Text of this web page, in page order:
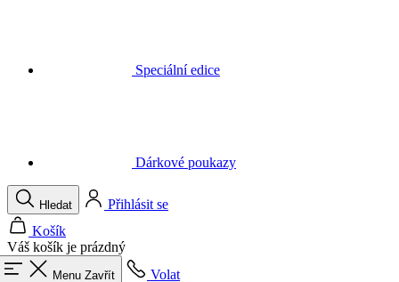
Váš košík je prázdný
Menu Zavřít
Volat
Hledat
Košík